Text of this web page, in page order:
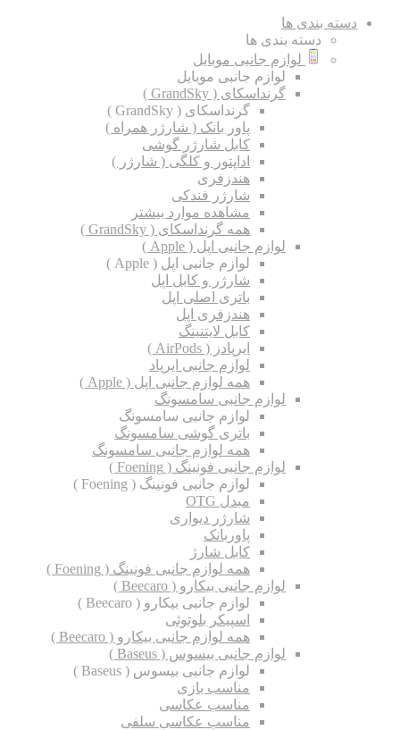
دسته بندی ها
دسته بندی ها
لوازم جانبی موبایل
لوازم جانبی موبایل
گرنداسکای ( GrandSky )
گرنداسکای ( GrandSky )
پاور بانک ( شارژر همراه )
کابل شارژر گوشی
اداپتور و کلگی ( شارژر )
هندزفری
شارژر فندکی
مشاهده موارد بیشتر
همه گرنداسکای ( GrandSky )
لوازم جانبی اپل ( Apple )
لوازم جانبی اپل ( Apple )
شارژر و کابل اپل
باتری اصلی اپل
هندزفری اپل
کابل لایتنینگ
ایرپادز ( AirPods )
لوازم جانبی ایرپاد
همه لوازم جانبی اپل ( Apple )
لوازم جانبی سامسونگ
لوازم جانبی سامسونگ
باتری گوشی سامسونگ
همه لوازم جانبی سامسونگ
لوازم جانبی فونینگ ( Foening )
لوازم جانبی فونینگ ( Foening )
مبدل OTG
شارژر دیواری
پاوربانک
کابل شارژ
همه لوازم جانبی فونینگ ( Foening )
لوازم جانبی بیکارو ( Beecaro )
لوازم جانبی بیکارو ( Beecaro )
اسپیکر بلوتوثی
همه لوازم جانبی بیکارو ( Beecaro )
لوازم جانبی بیسوس ( Baseus )
لوازم جانبی بیسوس ( Baseus )
مناسب بازی
مناسب عکاسی
مناسب عکاسی سلفی